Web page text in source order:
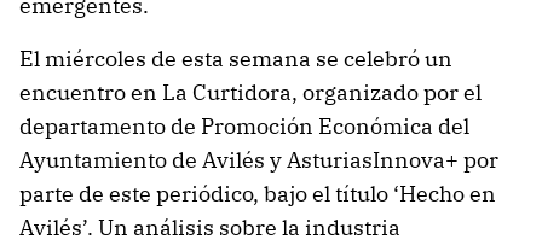
El miércoles de esta semana se celebró un
encuentro en La Curtidora, organizado por el
departamento de Promoción Económica del
Ayuntamiento de Avilés y AsturiasInnova+ por
parte de este periódico, bajo el título ‘Hecho en
Avilés’. Un análisis sobre la industria